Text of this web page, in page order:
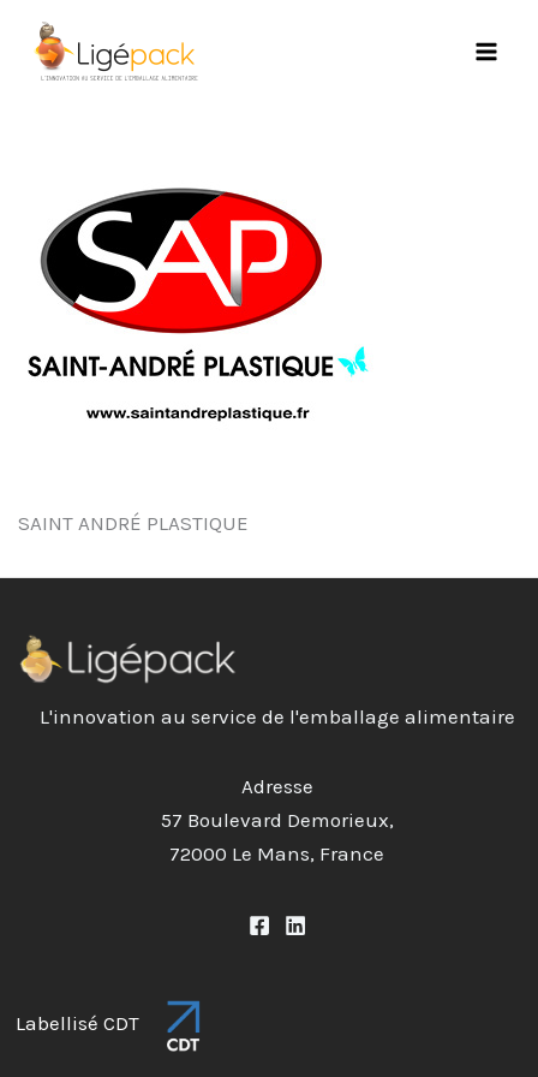
contenu
SAINT ANDRÉ PLASTIQUE
L'innovation au service de l'emballage alimentaire
Adresse
57 Boulevard Demorieux,
72000 Le Mans, France
Labellisé CDT